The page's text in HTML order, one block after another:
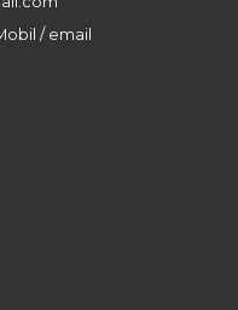
/ email